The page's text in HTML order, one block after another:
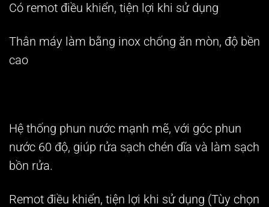
Có remot điều khiển, tiện lợi khi sử dụng
Thân máy làm bằng inox chống ăn mòn, độ bền
cao
Hệ thống phun nước mạnh mẽ, với góc phun
nước 60 độ, giúp rửa sạch chén dĩa và làm sạch
bồn rửa.
Remot điều khiển, tiện lợi khi sử dụng (Tùy chọn